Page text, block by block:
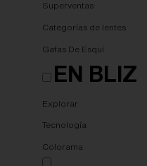
Superventas
Categorías de lentes
Gafas De Esquí
EN BLIZ
Explorar
Tecnología
Colorama